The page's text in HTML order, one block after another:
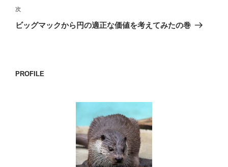
ビ
ゲ
ン
稿
次
の
次
ビッグマックから円の適正な価値を考えてみたの巻
PROFILE